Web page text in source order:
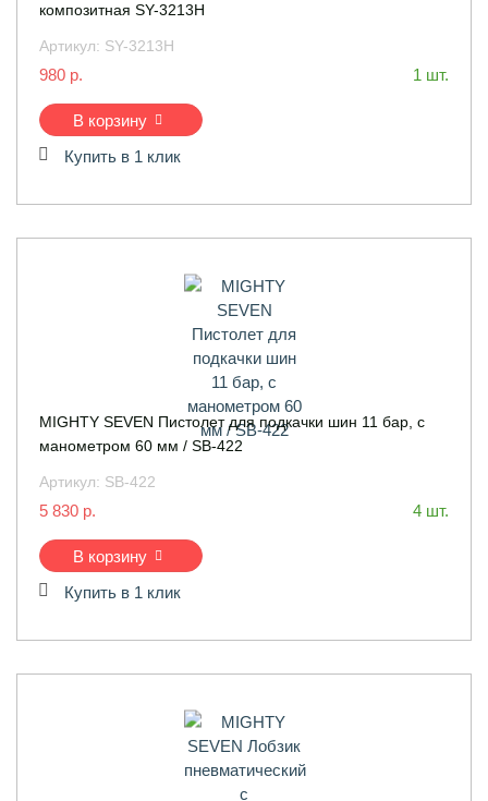
композитная SY-3213H
Артикул: SY-3213H
980 р. 1 шт.
В корзину
Купить в 1 клик
MIGHTY SEVEN Пистолет для подкачки шин 11 бар, с
манометром 60 мм / SB-422
Артикул: SB-422
5 830 р. 4 шт.
В корзину
Купить в 1 клик